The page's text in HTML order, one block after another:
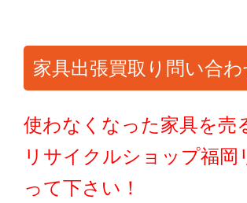
家具出張買取り問い合わ
使わなくなった家具を売
リサイクルショップ福岡
って下さい！